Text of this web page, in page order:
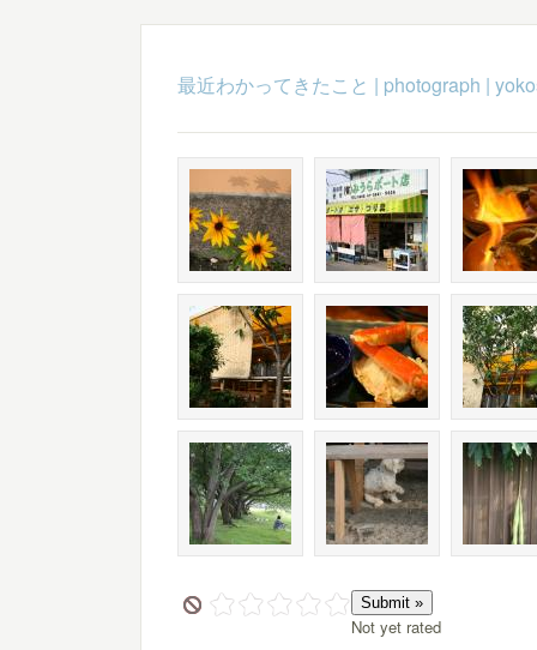
最近わかってきたこと | photograph |
Not yet rated